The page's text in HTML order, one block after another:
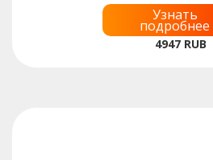
Узнать
подробнее
4947 RUB